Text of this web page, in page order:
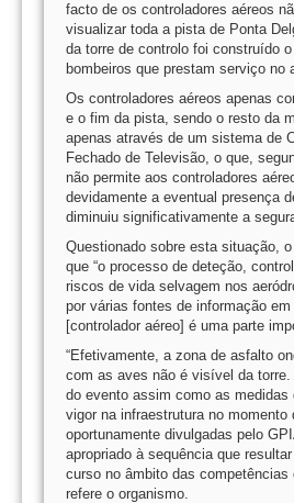
facto de os controladores aéreos
visualizar toda a pista de Ponta
da torre de controlo foi construído
bombeiros que prestam serviço no
Os controladores aéreos apenas
e o fim da pista, sendo o resto da
apenas através de um sistema de
Fechado de Televisão, o que,
não permite aos controladores
devidamente a eventual presença
diminuiu significativamente a
Questionado sobre esta situação,
que “o processo de deteção,
riscos de vida selvagem nos
por várias fontes de informação em
[controlador aéreo] é uma parte
“Efetivamente, a zona de asfalto
com as aves não é visível da
do evento assim como as medidas
vigor na infraestrutura no momento
oportunamente divulgadas pelo
apropriado à sequência que
curso no âmbito das competências
refere o organismo.